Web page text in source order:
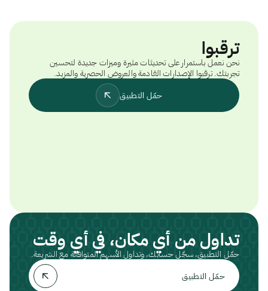
ترقبوا
نحن نعمل باستمرار على تحديثات مثيرة وميزات جديدة لتحسين
تجربتك. ترقبوا الإصدارات القادمة والعروض الحصرية والمزيد.
حمّل التطبيق
تداول من أي مكان، في أي وقت
حمّل التطبيق، سجّل حسابك، وتداول الأسهم المتوافقة مع الشريعة.
حمّل التطبيق